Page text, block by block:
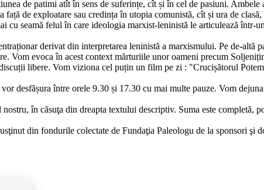
de patimi atît în sens de suferințe, cît și în cel de pasiuni.
de exploatare sau credința în utopia comunistă, cît și ura de
cu seamă felul în care ideologia marxist-leninistă le articulează
derivat din interpretarea leninistă a marxismului. Pe de-altă
Vom evoca în acest context mărturiile unor oameni precum
libere. Vom viziona cel puțin un film pe zi : "Crucișătorul
desfășura între orele 9.30 și 17.30 cu mai multe pauze. Vom
în căsuţa din dreapta textului descriptiv. Suma este completă,
din fondurile colectate de Fundaţia Paleologu de la sponsori şi